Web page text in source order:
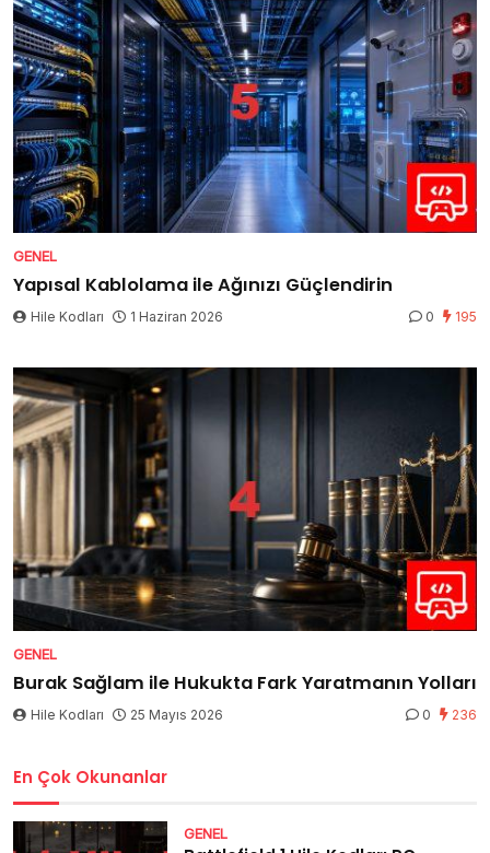
GENEL
Yapısal Kablolama ile Ağınızı Güçlendirin
Hile Kodları 1 Haziran 2026 0 195
GENEL
Burak Sağlam ile Hukukta Fark Yaratmanın Yolları
Hile Kodları 25 Mayıs 2026 0 236
En Çok Okunanlar
GENEL